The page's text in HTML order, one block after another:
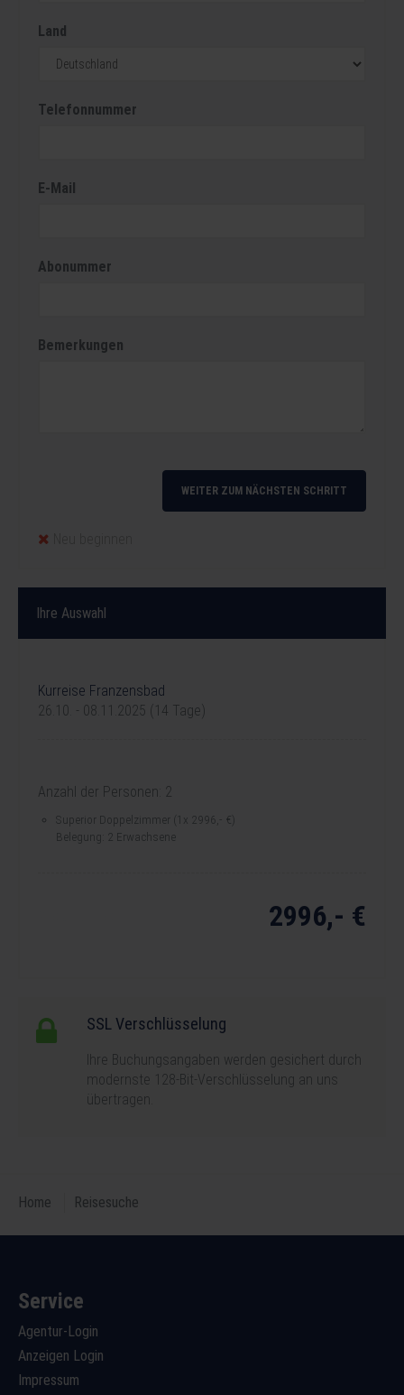
Land
Telefonnummer
E-Mail
Abonummer
Bemerkungen
WEITER ZUM NÄCHSTEN SCHRITT
Ihre Auswahl
Kurreise Franzensbad
26.10. - 08.11.2025 (14 Tage)
Anzahl der Personen: 2
Superior Doppelzimmer (1x 2996,- €)
Belegung: 2 Erwachsene
2996,- €
SSL Verschlüsselung
Ihre Buchungsangaben werden gesichert durch
modernste 128-Bit-Verschlüsselung an uns
übertragen.
Home Reisesuche
Service
Agentur-Login
Anzeigen Login
Impressum